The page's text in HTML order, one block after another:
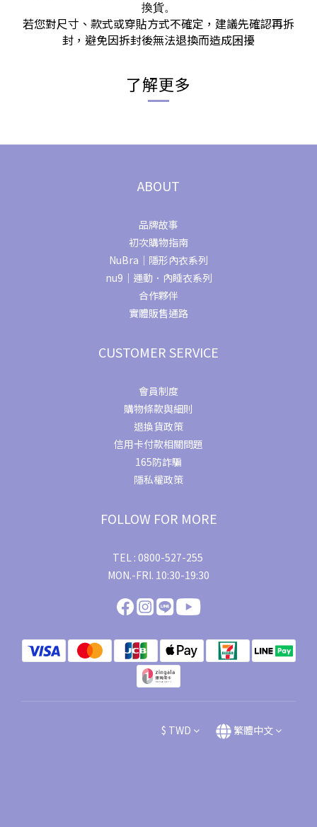
換貨。
若您對尺寸、款式或穿貼方式不確定，建議先確認再拆
封，避免因拆封後無法退換而造成困擾
了解更多
ABOUT
品牌故事
初次購物指南
NuBra｜隱形內衣系列
nu9｜運動．內睡衣系列
合作夥伴
實體販售通路
CUSTOMER SERVICE
會員制度
購物條款與細則
退換貨政策
信用卡付款相關問題
165防詐騙
隱私權政策
FOLLOW FOR MORE
TEL : 0800-527-255
MON.-FRI. 10:30-19:30
$ TWD 繁體中文